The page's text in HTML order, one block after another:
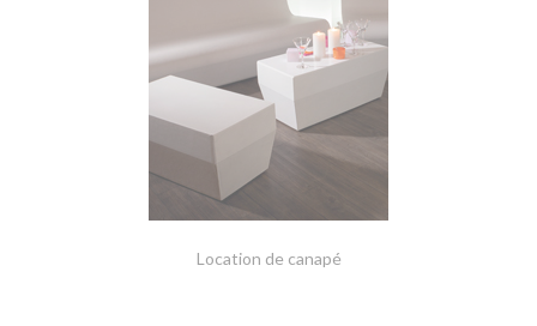
Location de canapé